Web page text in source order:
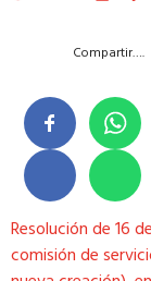
Compartir….
Resolución de 16
comisión de